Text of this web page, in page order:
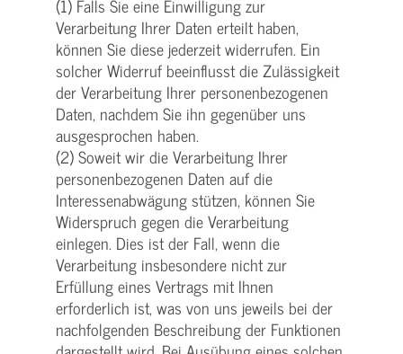
(1) Falls Sie eine Einwilligung zur
Verarbeitung Ihrer Daten erteilt haben,
können Sie diese jederzeit widerrufen. Ein
solcher Widerruf beeinflusst die Zulässigkeit
der Verarbeitung Ihrer personenbezogenen
Daten, nachdem Sie ihn gegenüber uns
ausgesprochen haben.
(2) Soweit wir die Verarbeitung Ihrer
personenbezogenen Daten auf die
Interessenabwägung stützen, können Sie
Widerspruch gegen die Verarbeitung
einlegen. Dies ist der Fall, wenn die
Verarbeitung insbesondere nicht zur
Erfüllung eines Vertrags mit Ihnen
erforderlich ist, was von uns jeweils bei der
nachfolgenden Beschreibung der Funktionen